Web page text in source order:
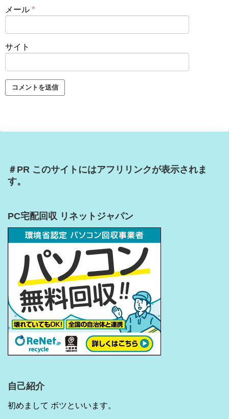
メール *
サイト
＃PR このサイトにはアフリリンクが表示されま
す。
PC宅配回収 リネットジャパン
自己紹介
初めまして ボツといいます。